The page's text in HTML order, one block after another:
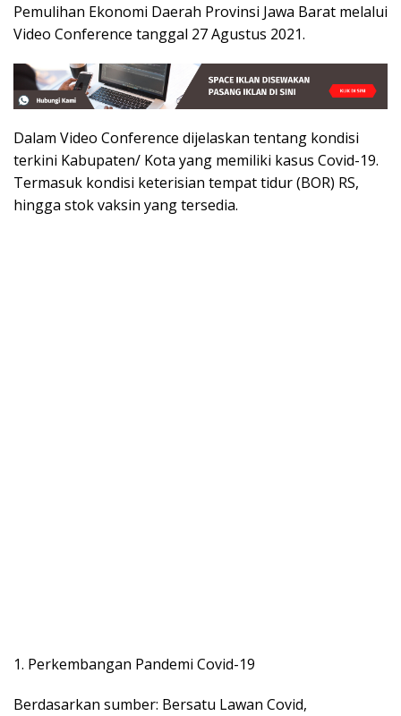
Pemulihan Ekonomi Daerah Provinsi Jawa Barat melalui
Video Conference tanggal 27 Agustus 2021.
Dalam Video Conference dijelaskan tentang kondisi
terkini Kabupaten/ Kota yang memiliki kasus Covid-19.
Termasuk kondisi keterisian tempat tidur (BOR) RS,
hingga stok vaksin yang tersedia.
1. Perkembangan Pandemi Covid-19
Berdasarkan sumber: Bersatu Lawan Covid,